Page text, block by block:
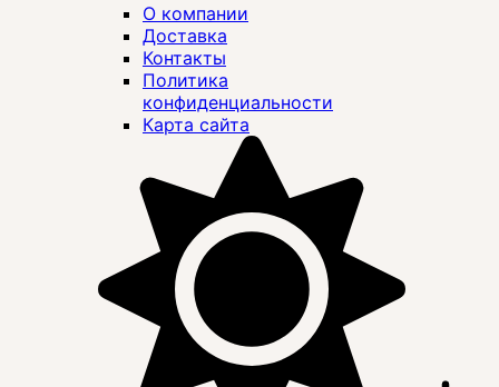
О компании
Доставка
Контакты
Политика
конфиденциальности
Карта сайта